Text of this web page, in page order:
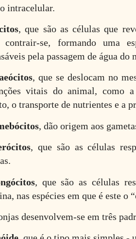
intracelular.
, que são as células que
contrair-se, formando uma
pela passagem de água do
, que se deslocam no
vitais do animal, como
o transporte de nutrientes e a
, dão origem aos
, que são as células
, que são as células
nas espécies em que é este o
desenvolvem-se em três